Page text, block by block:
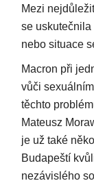
Mezi
se
nebo situace
Macron při
vůči
těchto
Mateusz
je už také
Budapeští
nezávislého